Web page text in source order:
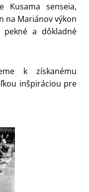
Kusama senseia,
na Mariánov výkon
a dôkladné
k získanému
inšpiráciou pre